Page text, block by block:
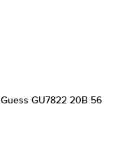
Guess GU7822 20B 56